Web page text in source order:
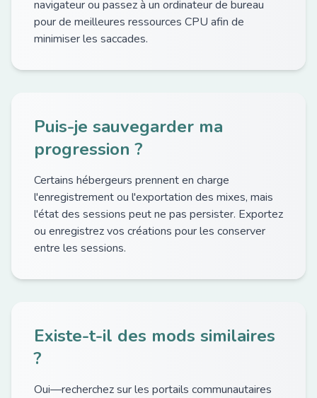
navigateur ou passez à un ordinateur de bureau
pour de meilleures ressources CPU afin de
minimiser les saccades.
Puis-je sauvegarder ma
progression ?
Certains hébergeurs prennent en charge
l'enregistrement ou l'exportation des mixes, mais
l'état des sessions peut ne pas persister. Exportez
ou enregistrez vos créations pour les conserver
entre les sessions.
Existe-t-il des mods similaires
?
Oui—recherchez sur les portails communautaires